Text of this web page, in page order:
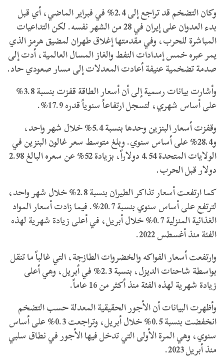
وكان التضخم قد تراجع إلى 2.4% في فبراير الماضي، أي قبل
بدء العدوان على إيران في 28 من الشهر نفسه. لكن التداعيات
المباشرة للحرب، وفي مقدمتها إغلاق طهران لمضيق هرمز الذي
يمر عبره خمس إمدادات النفط والغاز المسال العالمية، أدت إلى
صدمة تضخمية عنيفة أعادت المعدلات إلى مسار صعودي حاد.
وأشارت بيانات رسمية إلى أن أسعار الطاقة قفزت بنسبة 3.8%
على أساس شهري، لتسجل ارتفاعاً سنوياً قدره 17.9%.
وقفزت أسعار البنزين وحدها بنسبة 5.4% خلال شهر واحد،
و28.4% على أساس سنوي. وبلغ متوسط سعر غالون البنزين في
الولايات المتحدة 4.54 دولاراً، بزيادة 52% عن سعره البالغ 2.98
دولار قبل الحرب.
كما ارتفعت أسعار تذاكر الطيران بنسبة 2.8% خلال شهر واحد،
لترتفع على أساس سنوي بنسبة 20.7%. فيما زادت أسعار المواد
الغذائية المنزلية 0.7% خلال أبريل، في أعلى زيادة شهرية لهذه
الفئة منذ أغسطس 2022.
وارتفعت أسعار الفواكه والخضروات الطازجة، التي غالباً ما تنقل
بواسطة شاحنات الديزل، بنسبة 2.3% في أبريل، وهي أعلى
زيادة شهرية لهذه الفئة منذ أكثر من 16 عاماً.
وأظهرت البيانات أن الأجور الحقيقية المعدلة حسب التضخم
انخفضت بنسبة 0.5% خلال أبريل، وتراجعت 0.3% على أساس
سنوي، وهي المرة الأولى التي تدخل فيها الأجور في نطاق سلبي
منذ أبريل 2023.